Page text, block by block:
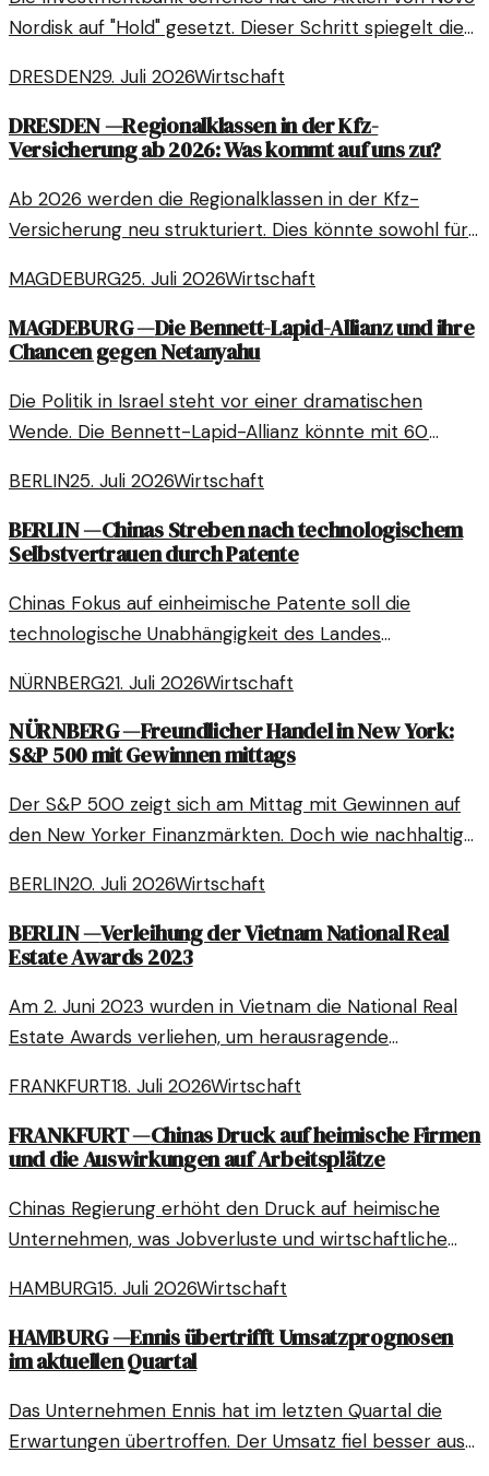
Nordisk auf "Hold" gesetzt. Dieser Schritt spiegelt die
Unternehmensstrategien wider.
DRESDEN29. Juli 2026Wirtschaft
DRESDEN—Regionalklassen in der Kfz-
Versicherung ab 2026: Was kommt auf uns zu?
Ab 2026 werden die Regionalklassen in der Kfz-
Versicherung neu strukturiert. Dies könnte sowohl für
Folgen haben.
MAGDEBURG25. Juli 2026Wirtschaft
MAGDEBURG—Die Bennett-Lapid-Allianz und ihre
Chancen gegen Netanyahu
Die Politik in Israel steht vor einer dramatischen
Wende. Die Bennett-Lapid-Allianz könnte mit 60
bedeutet das für die Wirtschaft?
BERLIN25. Juli 2026Wirtschaft
BERLIN—Chinas Streben nach technologischem
Selbstvertrauen durch Patente
Chinas Fokus auf einheimische Patente soll die
technologische Unabhängigkeit des Landes
auf die globale Wirtschaft und Innovation.
NÜRNBERG21. Juli 2026Wirtschaft
NÜRNBERG—Freundlicher Handel in New York:
S&P 500 mit Gewinnen mittags
Der S&P 500 zeigt sich am Mittag mit Gewinnen auf
den New Yorker Finanzmärkten. Doch wie nachhaltig
BERLIN20. Juli 2026Wirtschaft
BERLIN—Verleihung der Vietnam National Real
Estate Awards 2023
Am 2. Juni 2023 wurden in Vietnam die National Real
Estate Awards verliehen, um herausragende
FRANKFURT18. Juli 2026Wirtschaft
FRANKFURT—Chinas Druck auf heimische Firmen
und die Auswirkungen auf Arbeitsplätze
Chinas Regierung erhöht den Druck auf heimische
Unternehmen, was Jobverluste und wirtschaftliche
Entwicklungen und ihre Folgen.
HAMBURG15. Juli 2026Wirtschaft
HAMBURG—Ennis übertrifft Umsatzprognosen
im aktuellen Quartal
Das Unternehmen Ennis hat im letzten Quartal die
Erwartungen übertroffen. Der Umsatz fiel besser aus